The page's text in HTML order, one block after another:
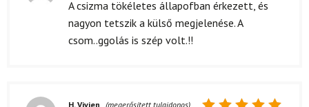
A csizma tökéletes állapofban érkezett, és
nagyon tetszik a külső megjelenése. A
csom..ggolás is szép volt.!!
H. Vivien (megerősített tulajdonos)